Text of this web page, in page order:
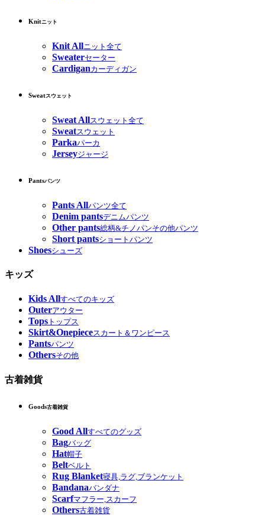
Knitニット
Knit Allニット全て
Sweaterセーター
Cardiganカーディガン
Sweatスウェット
Sweat Allスウェット全て
Sweatスウェット
Parkaパーカ
Jerseyジャージ
Pantsパンツ
Pants Allパンツ全て
Denim pantsデニムパンツ
Other pants総柄&チノパンその他パンツ
Short pantsショートパンツ
Shoesシューズ
キッズ
Kids Allすべてのキッズ
Outerアウター
Tops トップス
Skirt&Onepieceスカート＆ワンピース
Pantsパンツ
Othersその他
古着雑貨
Goods古着雑貨
Good Allすべてのグッズ
Bagバッグ
Hat帽子
Beltベルト
Rug Blanket寝具,ラグ,ブランケット
Bandanaバンダナ
Scarfマフラー,スカーフ
Others古着雑貨